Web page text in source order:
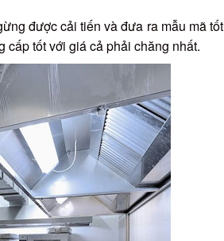
được cải tiến và đưa ra mẫu mã tốt
tốt với giá cả phải chăng nhất.